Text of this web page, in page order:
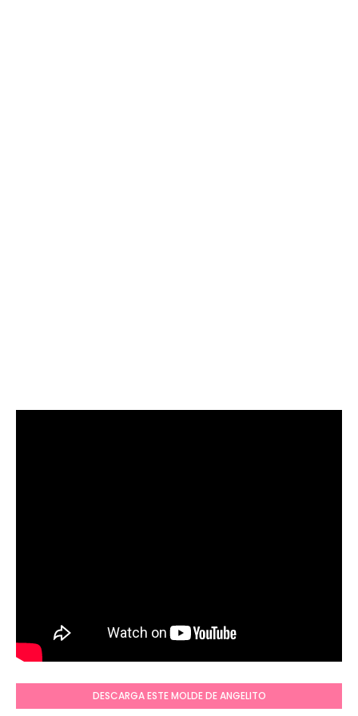
DESCARGA ESTE MOLDE DE ANGELITO